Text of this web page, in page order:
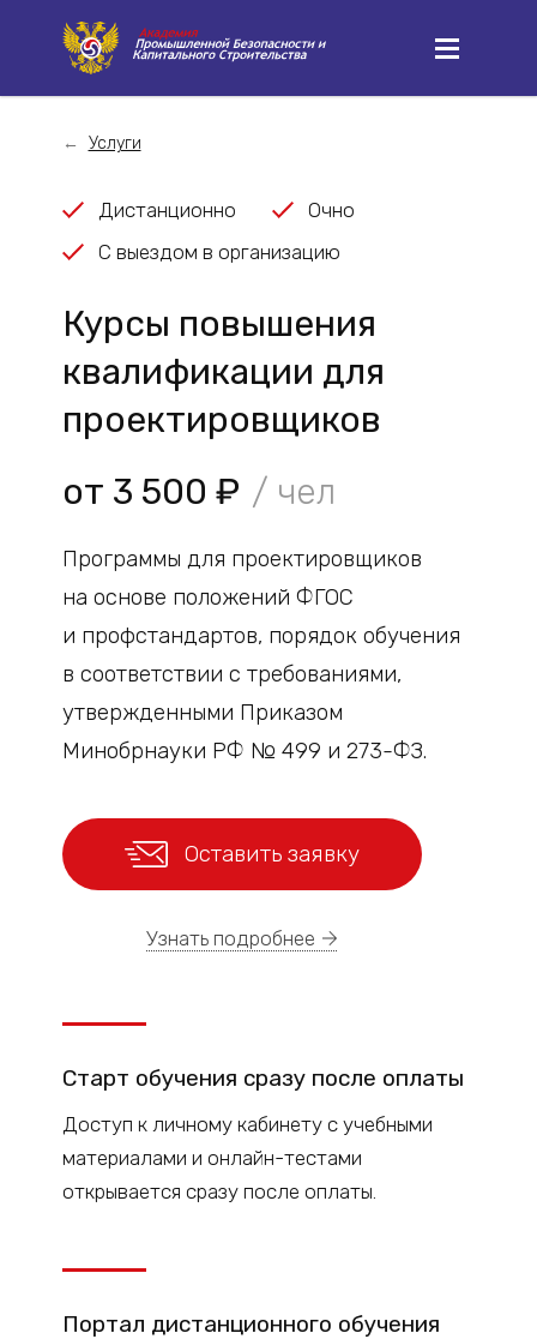
Услуги
Дистанционно
Очно
С выездом в организацию
Курсы повышения
квалификации для
проектировщиков
от 3 500 ₽ / чел
Программы для проектировщиков
на основе положений ФГОС
и профстандартов, порядок обучения
в соответствии с требованиями,
утвержденными Приказом
Минобрнауки РФ № 499 и 273-ФЗ.
Оставить заявку
Узнать подробнее
Старт обучения сразу после оплаты
Доступ к личномукабинету с учебными
материалами и онлайн-тестами
открывается сразу после оплаты.
Портал дистанционного обучения